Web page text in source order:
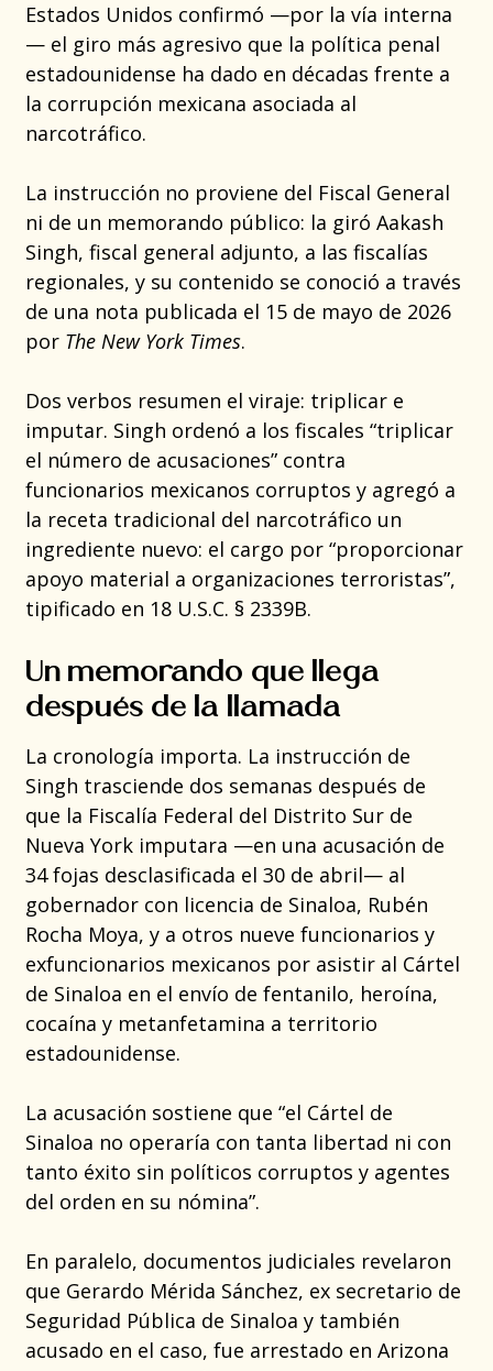
Estados Unidos confirmó —por la vía interna
— el giro más agresivo que la política penal
estadounidense ha dado en décadas frente a
la corrupción mexicana asociada al
narcotráfico.
La instrucción no proviene del Fiscal General
ni de un memorando público: la giró Aakash
Singh, fiscal general adjunto, a las fiscalías
regionales, y su contenido se conoció a través
de una nota publicada el 15 de mayo de 2026
por The New York Times.
Dos verbos resumen el viraje: triplicar e
imputar. Singh ordenó a los fiscales “triplicar
el número de acusaciones” contra
funcionarios mexicanos corruptos y agregó a
la receta tradicional del narcotráfico un
ingrediente nuevo: el cargo por “proporcionar
apoyo material a organizaciones terroristas”,
tipificado en 18 U.S.C. § 2339B.
Un memorando que llega
después de la llamada
La cronología importa. La instrucción de
Singh trasciende dos semanas después de
que la Fiscalía Federal del Distrito Sur de
Nueva York imputara —en una acusación de
34 fojas desclasificada el 30 de abril— al
gobernador con licencia de Sinaloa, Rubén
Rocha Moya, y a otros nueve funcionarios y
exfuncionarios mexicanos por asistir al Cártel
de Sinaloa en el envío de fentanilo, heroína,
cocaína y metanfetamina a territorio
estadounidense.
La acusación sostiene que “el Cártel de
Sinaloa no operaría con tanta libertad ni con
tanto éxito sin políticos corruptos y agentes
del orden en su nómina”.
En paralelo, documentos judiciales revelaron
que Gerardo Mérida Sánchez, ex secretario de
Seguridad Pública de Sinaloa y también
acusado en el caso, fue arrestado en Arizona